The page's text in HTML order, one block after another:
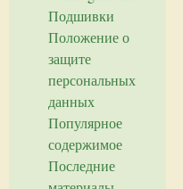
Подшивки
Положение о
защите
персональных
данных
Популярное
содержимое
Последние